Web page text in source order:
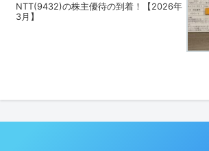
NTT(9432)の株主優待の到着！【2026年
3月】